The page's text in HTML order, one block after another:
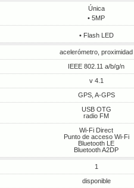
Única
• 5MP
• Flash LED
acelerómetro, proximidad
IEEE 802.11 a/b/g/n
v 4.1
GPS, A-GPS
USB OTG
radio FM
Wi-Fi Direct
Punto de acceso Wi-Fi
Bluetooth LE
Bluetooth A2DP
1
disponible